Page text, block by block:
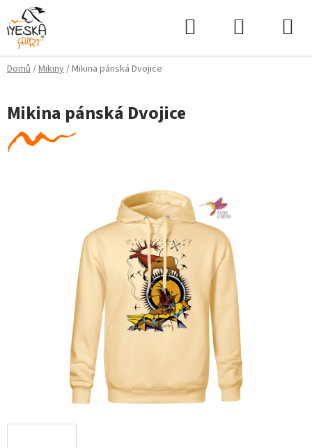
Přejít
na
obsah
Domů/Mikiny/Mikina pánská Dvojice
Mikina pánská Dvojice